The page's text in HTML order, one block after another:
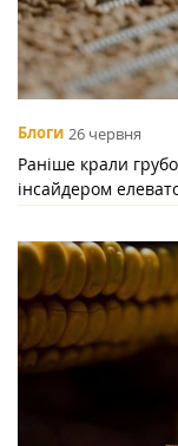
Блоги 26 червня
Раніше крали
інсайдером